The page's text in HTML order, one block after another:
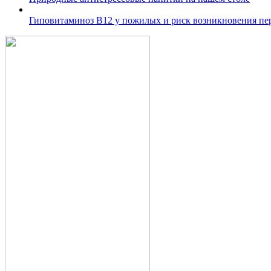
Гиповитаминоз В12 у пожилых и риск возникновения